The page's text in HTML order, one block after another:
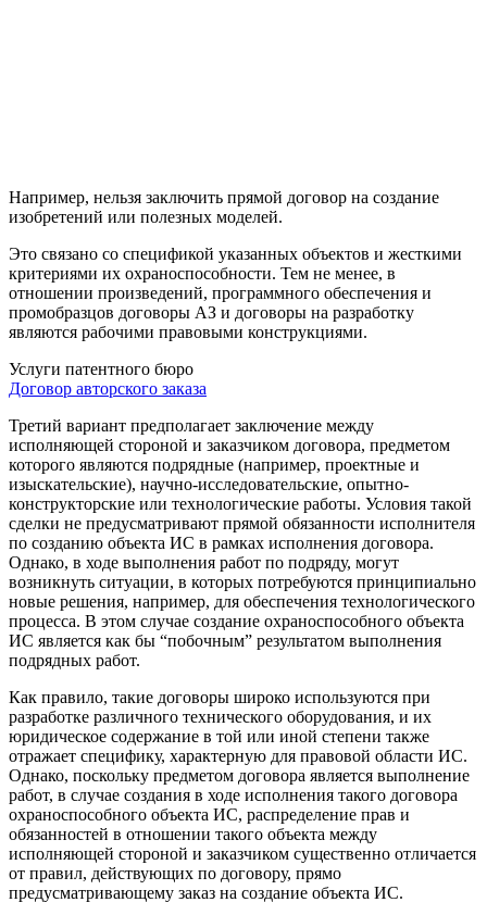
Например, нельзя заключить прямой договор на создание
изобретений или полезных моделей.
Это связано со спецификой указанных объектов и жесткими
критериями их охраноспособности. Тем не менее, в
отношении произведений, программного обеспечения и
промобразцов договоры АЗ и договоры на разработку
являются рабочими правовыми конструкциями.
Услуги патентного бюро
Договор авторского заказа
Третий вариант предполагает заключение между
исполняющей стороной и заказчиком договора, предметом
которого являются подрядные (например, проектные и
изыскательские), научно-исследовательские, опытно-
конструкторские или технологические работы. Условия такой
сделки не предусматривают прямой обязанности исполнителя
по созданию объекта ИС в рамках исполнения договора.
Однако, в ходе выполнения работ по подряду, могут
возникнуть ситуации, в которых потребуются принципиально
новые решения, например, для обеспечения технологического
процесса. В этом случае создание охраноспособного объекта
ИС является как бы “побочным” результатом выполнения
подрядных работ.
Как правило, такие договоры широко используются при
разработке различного технического оборудования, и их
юридическое содержание в той или иной степени также
отражает специфику, характерную для правовой области ИС.
Однако, поскольку предметом договора является выполнение
работ, в случае создания в ходе исполнения такого договора
охраноспособного объекта ИС, распределение прав и
обязанностей в отношении такого объекта между
исполняющей стороной и заказчиком существенно отличается
от правил, действующих по договору, прямо
предусматривающему заказ на создание объекта ИС.